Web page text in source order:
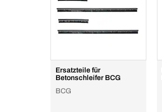
Ersatzteile für
Betonschleifer BCG
BCG